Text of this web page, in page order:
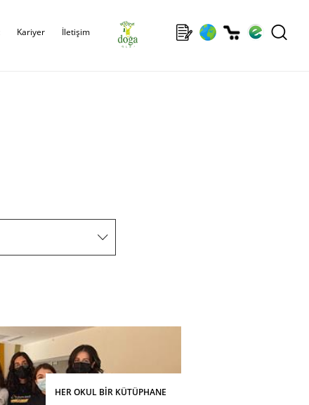
Kariyer İletişim
HER OKUL BİR KÜTÜPHANE